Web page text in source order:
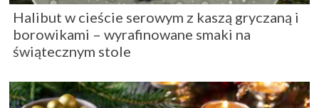
Halibut w cieście serowym z kaszą gryczaną i
borowikami – wyrafinowane smaki na
świątecznym stole